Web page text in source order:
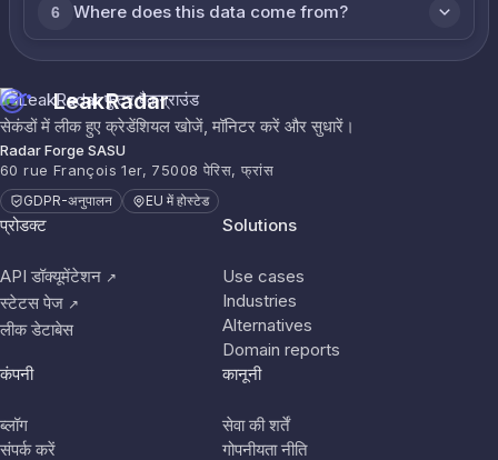
6 Where does this data come from?
LeakRadar
सेकंडों में लीक हुए क्रेडेंशियल खोजें, मॉनिटर करें और सुधारें।
Radar Forge SASU
60 rue François 1er, 75008 पेरिस, फ्रांस
GDPR-अनुपालन EU में होस्टेड
प्रोडक्ट
API डॉक्यूमेंटेशन ↗
स्टेटस पेज ↗
लीक डेटाबेस
Solutions
Use cases
Industries
Alternatives
Domain reports
कंपनी
ब्लॉग
संपर्क करें
कानूनी
सेवा की शर्तें
गोपनीयता नीति